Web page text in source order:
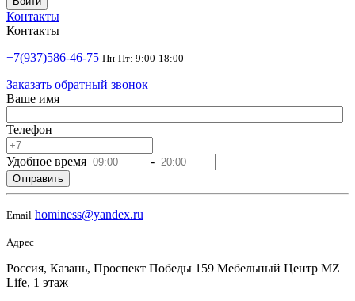
Контакты
Контакты
+7(937)586-46-75 Пн-Пт: 9:00-18:00
Заказать обратный звонок
Ваше имя
Телефон
Удобное время -
Отправить
Email hominess@yandex.ru
Адрес
Россия, Казань, Проспект Победы 159 Мебельный Центр MZ
Life, 1 этаж